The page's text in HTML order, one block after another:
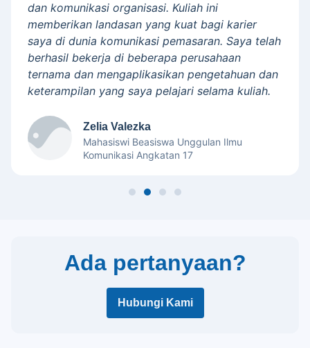
dan komunikasi organisasi. Kuliah ini
memberikan landasan yang kuat bagi karier
saya di dunia komunikasi pemasaran. Saya telah
berhasil bekerja di beberapa perusahaan
ternama dan mengaplikasikan pengetahuan dan
keterampilan yang saya pelajari selama kuliah.
Zelia Valezka
Mahasiswi Beasiswa Unggulan Ilmu
Komunikasi Angkatan 17
Ada pertanyaan?
Hubungi Kami